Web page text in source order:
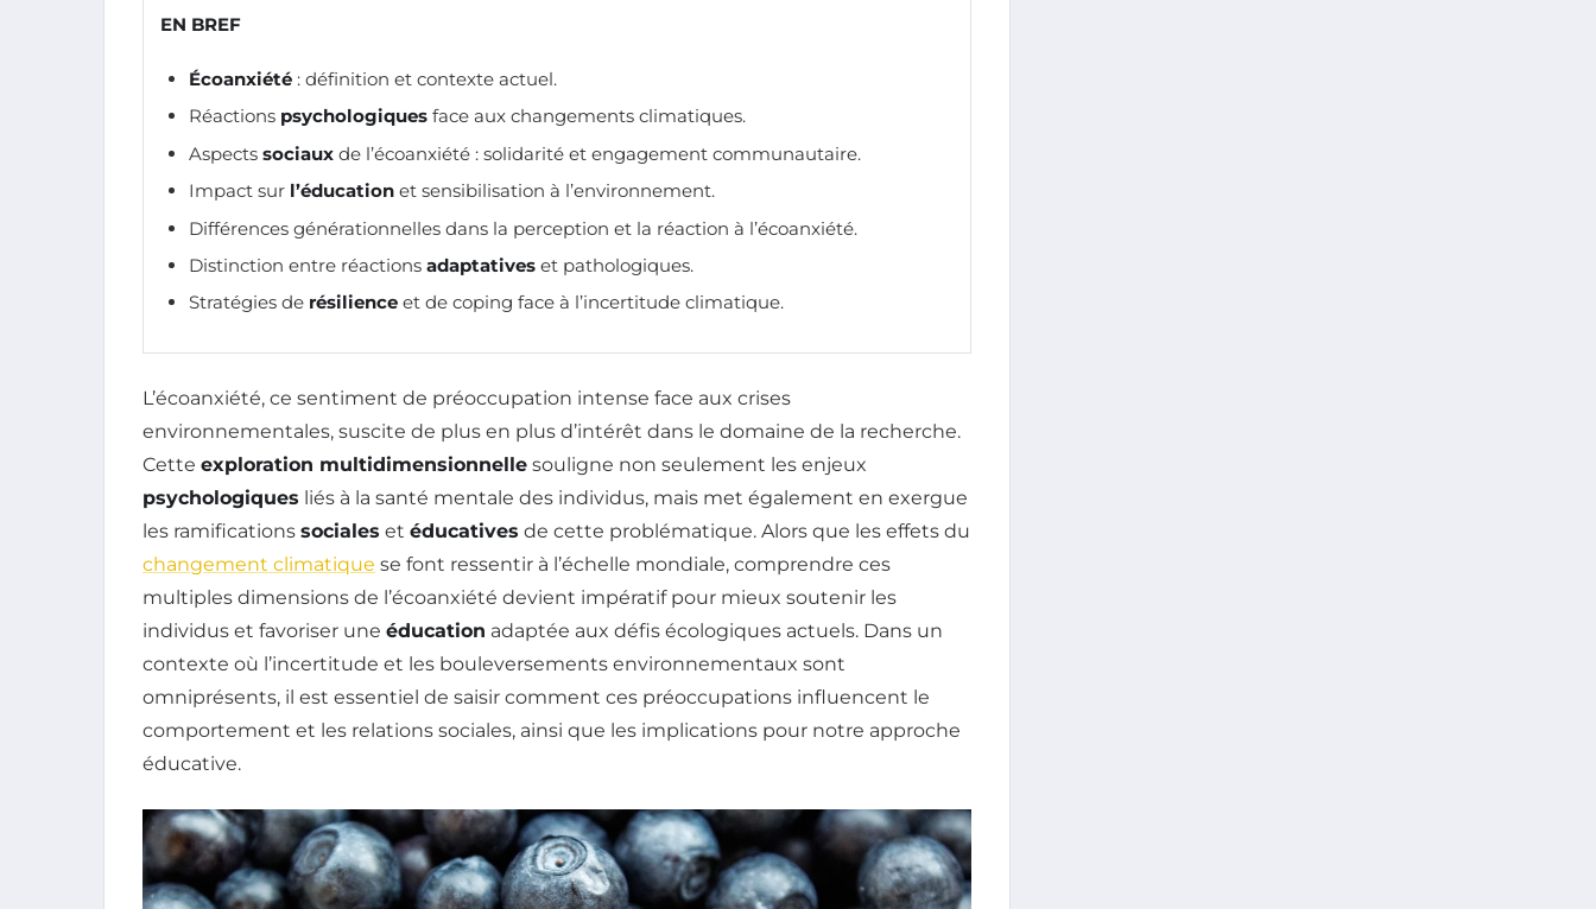
EN BREF
Écoanxiété : définition et contexte actuel.
Réactions psychologiques face aux changements climatiques.
Aspects sociaux de l’écoanxiété : solidarité et engagement communautaire.
Impact sur l’éducation et sensibilisation à l’environnement.
Différences générationnelles dans la perception et la réaction à l’écoanxiété.
Distinction entre réactions adaptatives et pathologiques.
Stratégies de résilience et de coping face à l’incertitude climatique.
L’écoanxiété, ce sentiment de préoccupation intense face aux crises
environnementales, suscite de plus en plus d’intérêt dans le domaine de la recherche.
Cette exploration multidimensionnelle souligne non seulement les enjeux
psychologiques liés à la santé mentale des individus, mais met également en exergue
les ramifications sociales et éducatives de cette problématique. Alors que les effets du
changement climatique se font ressentir à l’échelle mondiale, comprendre ces
multiples dimensions de l’écoanxiété devient impératif pour mieux soutenir les
individus et favoriser une éducation adaptée aux défis écologiques actuels. Dans un
contexte où l’incertitude et les bouleversements environnementaux sont
omniprésents, il est essentiel de saisir comment ces préoccupations influencent le
comportement et les relations sociales, ainsi que les implications pour notre approche
éducative.